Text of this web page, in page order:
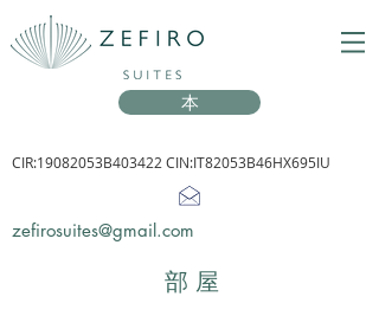
本
CIR:19082053B403422 CIN:IT82053B46HX695IU
zefirosuites@gmail.com
部屋